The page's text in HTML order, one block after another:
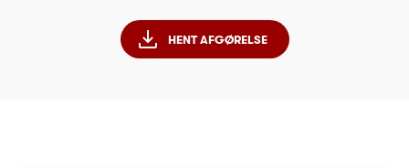
HENT AFGØRELSE